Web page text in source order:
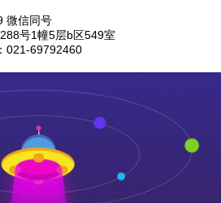
微信同号
号1幢5层b区549室
021-69792460